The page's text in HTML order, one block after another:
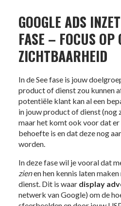
GOOGLE ADS
FASE – FOCUS OP
ZICHTBAARHEID
In de See fase is jouw
product of dienst zou kunnen
potentiële klant kan al een
in jouw product of dienst (nog
maar het komt ook voor dat er
behoefte is en dat deze nog
worden.
In deze fase wil je vooral dat
zienen hen kennis laten
dienst. Dit is waar display
netwerk van Google) om de